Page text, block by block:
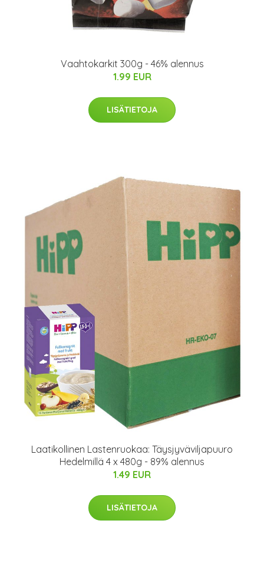
Vaahtokarkit 300g - 46% alennus
1.99 EUR
LISÄTIETOJA
Laatikollinen Lastenruokaa: Täysjyväviljapuuro
Hedelmillä 4 x 480g - 89% alennus
1.49 EUR
LISÄTIETOJA